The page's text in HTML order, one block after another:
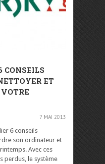
CONSEILS
ET
7 MAI 2013
6 conseils
son ordinateur et
Avec ces
perdus, le système